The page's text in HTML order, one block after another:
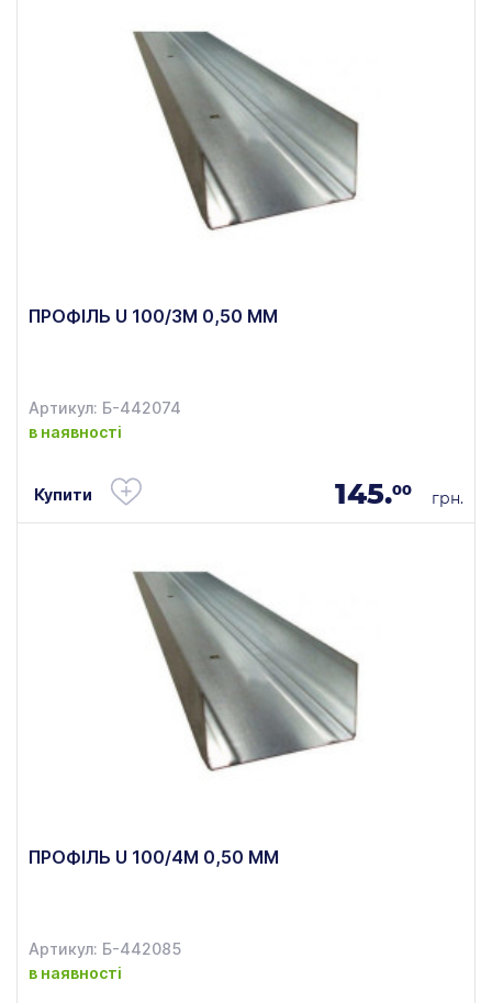
ПРОФІЛЬ U 100/3М 0,50 ММ
Артикул: Б-442074
в наявності
Купити 145.00 грн.
ПРОФІЛЬ U 100/4М 0,50 ММ
Артикул: Б-442085
в наявності